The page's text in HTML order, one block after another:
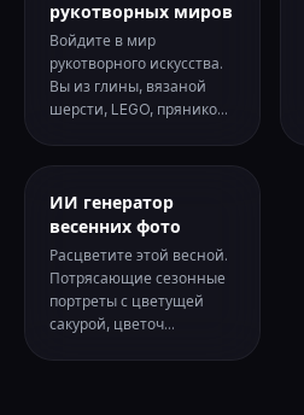
рукотворных миров
Войдите в мир
рукотворного искусства.
Вы из глины, вязаной
шерсти, LEGO, прянико...
ИИ генератор
весенних фото
Расцветите этой весной.
Потрясающие сезонные
портреты с цветущей
сакурой, цветоч...